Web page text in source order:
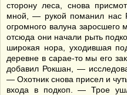
сторону леса, снова
мной, — рукой поманил нас
огромного валуна заросшего
отсюда они начали рыть
широкая нора, уходившая
деревне в сарае-то мы его
добавил Рокшан, —
— Охотник снова присел и
входа в подкоп. — Трое